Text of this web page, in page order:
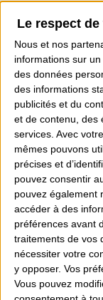
Le respect
Nous et nos
informations sur
des données
des informations
publicités et du
et de contenu, des
services. Avec
mêmes pouvons
précises et
pouvez consentir
pouvez également
accéder à des
préférences avant
traitements de vos
nécessiter votre
y opposer. Vos
Vous pouvez
AirPods Pro
249,00 €
TTC
Quantité
Ajouter au
Partager
Conseils